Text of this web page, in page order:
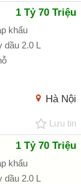
1 Tỷ 70 Triệu
khẩu
dầu 2.0 L
Hà Nội
Lưu tin
1 Tỷ 70 Triệu
khẩu
dầu 2.0 L